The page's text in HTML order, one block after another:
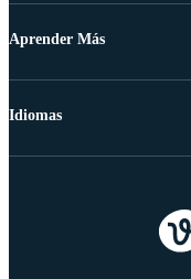
Aprender Más
Idiomas